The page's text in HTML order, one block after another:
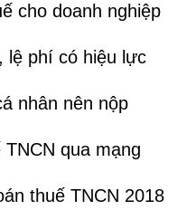
cho doanh nghiệp
lệ phí có hiệu lực
nhân nên nộp
qua mạng
thuế TNCN 2018